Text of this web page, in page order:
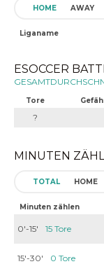
HOME AWAY
Liganame
ESOCCER
Tore
?
MINUTEN
TOTAL HOME
Minuten zählen
0'-15' 15 Tore
15'-30' 0 Tore